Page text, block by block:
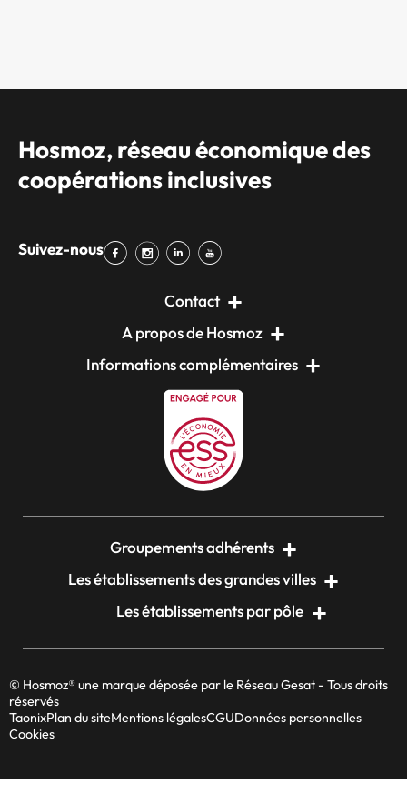
Hosmoz, réseau économique des
coopérations inclusives
Suivez-nous
Contact
A propos de Hosmoz
Informations complémentaires
Groupements adhérents
Les établissements des grandes villes
Les établissements par pôle
© Hosmoz® une marque déposée par le Réseau Gesat - Tous droits
réservés
TaonixPlan du siteMentions légalesCGUDonnées personnelles
Cookies